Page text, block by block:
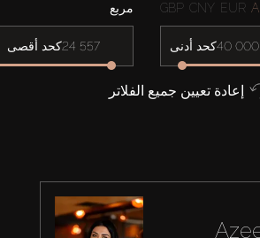
مربع
كحد أقصى
GBP CNY EUR
كحد أدنى
إعادة تعيين جميع الفلاتر